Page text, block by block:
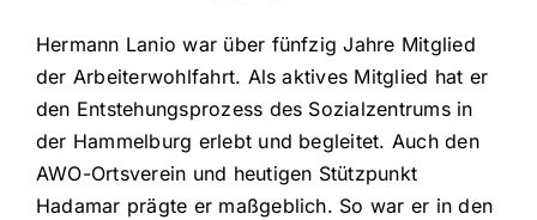
Hermann Lanio war über fünfzig Jahre Mitglied
der Arbeiterwohlfahrt. Als aktives Mitglied hat er
den Entstehungsprozess des Sozialzentrums in
der Hammelburg erlebt und begleitet. Auch den
AWO-Ortsverein und heutigen Stützpunkt
Hadamar prägte er maßgeblich. So war er in den